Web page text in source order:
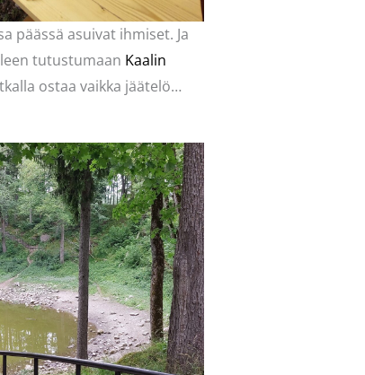
päässä asuivat ihmiset. Ja
tutustumaan Kaalin
ostaa vaikka jäätelö…